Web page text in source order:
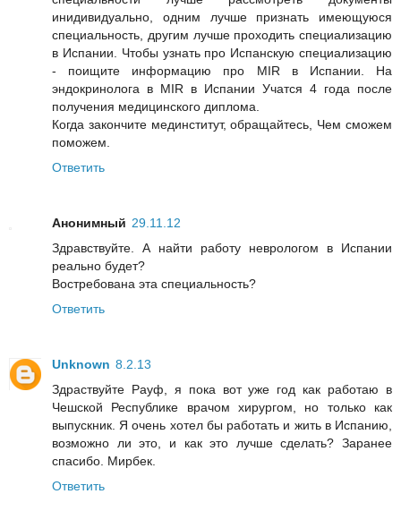
инидивидуально, одним лучше признать имеющуюся
специальность, другим лучше проходить специализацию
в Испании. Чтобы узнать про Испанскую специализацию
- поищите информацию про MIR в Испании. На
эндокринолога в MIR в Испании Учатся 4 года после
получения медицинского диплома.
Когда закончите мединститут, обращайтесь, Чем сможем
поможем.
Ответить
Анонимный 29.11.12
Здравствуйте. А найти работу неврологом в Испании
реально будет?
Востребована эта специальность?
Ответить
Unknown 8.2.13
Здраствуйте Рауф, я пока вот уже год как работаю в
Чешской Республике врачом хирургом, но только как
выпускник. Я очень хотел бы работать и жить в Испанию,
возможно ли это, и как это лучше сделать? Заранее
спасибо. Мирбек.
Ответить